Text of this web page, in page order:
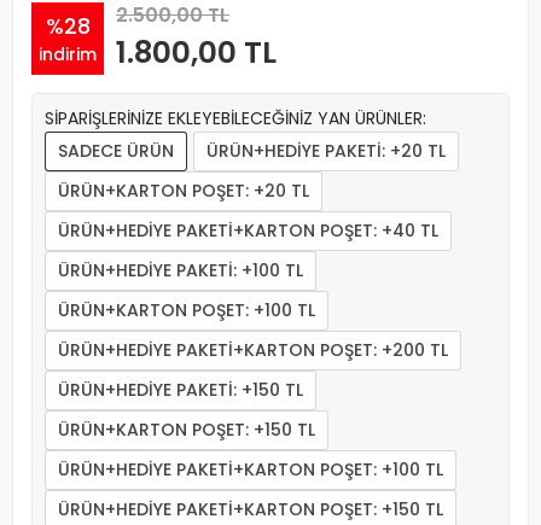
%28
indirim
2.500,00 TL
1.800,00 TL
SİPARİŞLERİNİZE EKLEYEBİLECEĞİNİZ YAN ÜRÜNLER:
SADECE ÜRÜN
ÜRÜN+HEDİYE PAKETİ: +20 TL
ÜRÜN+KARTON POŞET: +20 TL
ÜRÜN+HEDİYE PAKETİ+KARTON POŞET: +40 TL
ÜRÜN+HEDİYE PAKETİ: +100 TL
ÜRÜN+KARTON POŞET: +100 TL
ÜRÜN+HEDİYE PAKETİ+KARTON POŞET: +200 TL
ÜRÜN+HEDİYE PAKETİ: +150 TL
ÜRÜN+KARTON POŞET: +150 TL
ÜRÜN+HEDİYE PAKETİ+KARTON POŞET: +100 TL
ÜRÜN+HEDİYE PAKETİ+KARTON POŞET: +150 TL